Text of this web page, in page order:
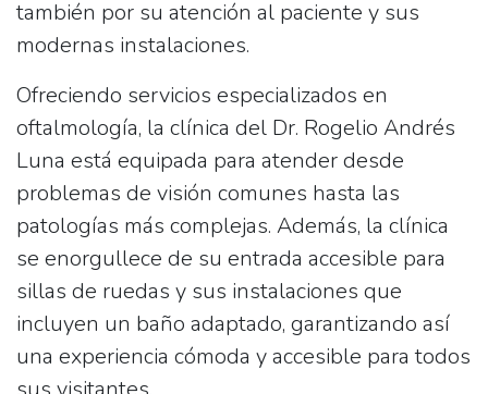
también por su atención al paciente y sus
modernas instalaciones.
Ofreciendo servicios especializados en
oftalmología, la clínica del Dr. Rogelio Andrés
Luna está equipada para atender desde
problemas de visión comunes hasta las
patologías más complejas. Además, la clínica
se enorgullece de su entrada accesible para
sillas de ruedas y sus instalaciones que
incluyen un baño adaptado, garantizando así
una experiencia cómoda y accesible para todos